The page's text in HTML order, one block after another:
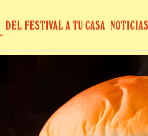
DEL FESTIVAL A TU CASA